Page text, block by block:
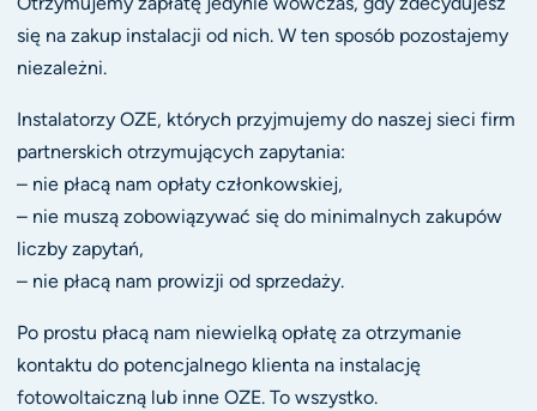
się na zakup instalacji od nich. W ten sposób pozostajemy
niezależni.
Instalatorzy OZE, których przyjmujemy do naszej sieci firm
partnerskich otrzymujących zapytania:
– nie płacą nam opłaty członkowskiej,
– nie muszą zobowiązywać się do minimalnych zakupów
liczby zapytań,
– nie płacą nam prowizji od sprzedaży.
Po prostu płacą nam niewielką opłatę za otrzymanie
kontaktu do potencjalnego klienta na instalację
fotowoltaiczną lub inne OZE. To wszystko.